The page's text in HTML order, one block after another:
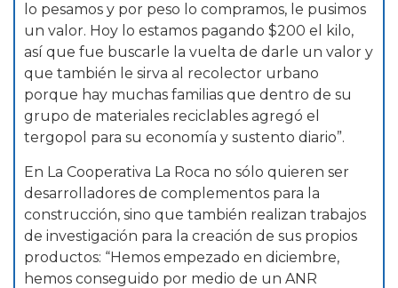
lo pesamos y por peso lo compramos, le pusimos
un valor. Hoy lo estamos pagando $200 el kilo,
así que fue buscarle la vuelta de darle un valor y
que también le sirva al recolector urbano
porque hay muchas familias que dentro de su
grupo de materiales reciclables agregó el
tergopol para su economía y sustento diario”.
En La Cooperativa La Roca no sólo quieren ser
desarrolladores de complementos para la
construcción, sino que también realizan trabajos
de investigación para la creación de sus propios
productos: “Hemos empezado en diciembre,
hemos conseguido por medio de un ANR